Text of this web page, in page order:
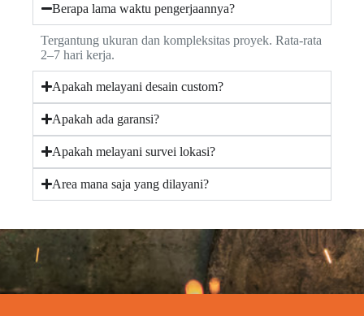
Berapa lama waktu pengerjaannya?
Tergantung ukuran dan kompleksitas proyek. Rata-rata
2–7 hari kerja.
Apakah melayani desain custom?
Apakah ada garansi?
Apakah melayani survei lokasi?
Area mana saja yang dilayani?